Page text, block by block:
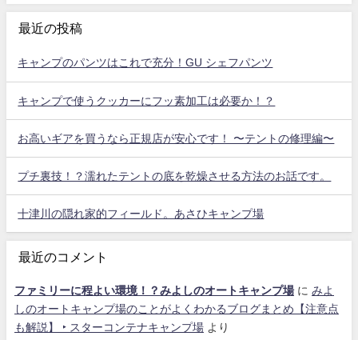
最近の投稿
キャンプのパンツはこれで充分！GU シェフパンツ
キャンプで使うクッカーにフッ素加工は必要か！？
お高いギアを買うなら正規店が安心です！ 〜テントの修理編〜
プチ裏技！？濡れたテントの底を乾燥させる方法のお話です。
十津川の隠れ家的フィールド。あさひキャンプ場
最近のコメント
ファミリーに程よい環境！？みよしのオートキャンプ場に みよ
しのオートキャンプ場のことがよくわかるブログまとめ【注意点
も解説】 ‣ スターコンテナキャンプ場 より